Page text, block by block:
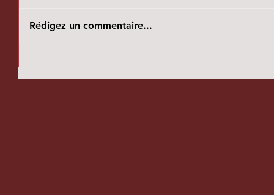
Rédigez un commentaire...